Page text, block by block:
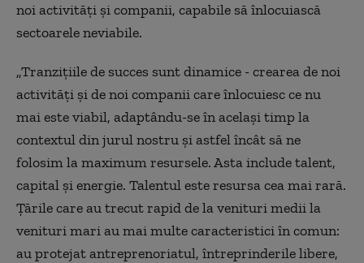
noi activităţi şi companii, capabile să înlocuiască
sectoarele neviabile.
„Tranziţiile de succes sunt dinamice - crearea de noi
activităţi şi de noi companii care înlocuiesc ce nu
mai este viabil, adaptându-se în acelaşi timp la
contextul din jurul nostru şi astfel încât să ne
folosim la maximum resursele. Asta include talent,
capital şi energie. Talentul este resursa cea mai rară.
Ţările care au trecut rapid de la venituri medii la
venituri mari au mai multe caracteristici în comun:
au protejat antreprenoriatul, întreprinderile libere,